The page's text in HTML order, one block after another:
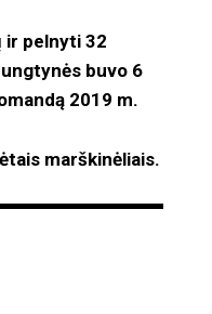
ir pelnyti 32
buvo 6
2019 m.
marškinėliais.